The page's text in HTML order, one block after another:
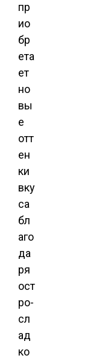
пр
ио
бр
ета
ет
но
вы
е
отт
ен
ки
вку
са
бл
аго
да
ря
ост
ро-
сл
ад
ко